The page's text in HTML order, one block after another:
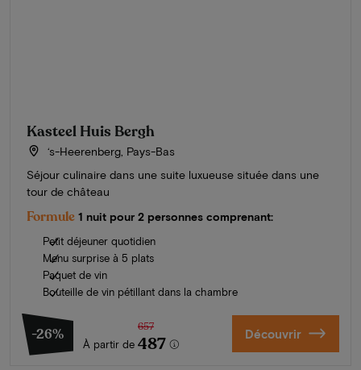
Kasteel Huis Bergh
‘s-Heerenberg, Pays-Bas
Séjour culinaire dans une suite luxueuse située dans une
tour de château
Formule 1 nuit pour 2 personnes comprenant:
Petit déjeuner quotidien
Menu surprise à 5 plats
Paquet de vin
Bouteille de vin pétillant dans la chambre
-26%
À partir de
657
487 Découvrir